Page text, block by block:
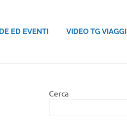
ED EVENTI VIDEO TG VIAGGI
Cerca